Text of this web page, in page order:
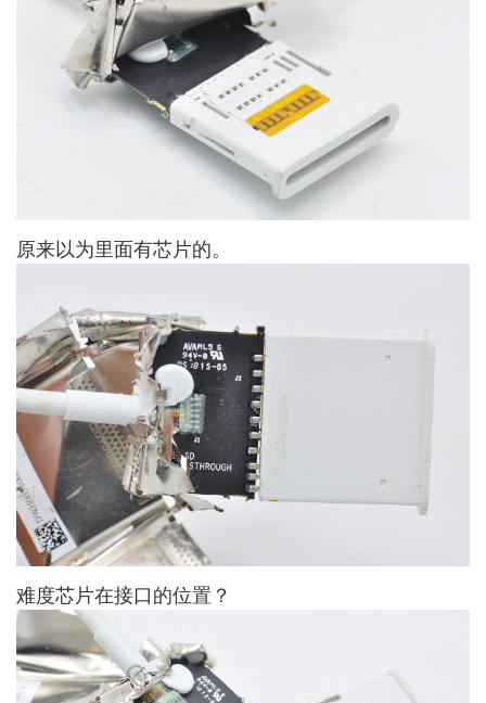
原来以为里面有芯片的。
难度芯片在接口的位置？